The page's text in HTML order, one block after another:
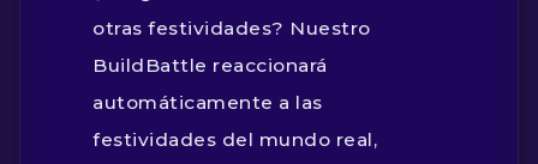
otras festividades? Nuestro
BuildBattle reaccionará
automáticamente a las
festividades del mundo real,